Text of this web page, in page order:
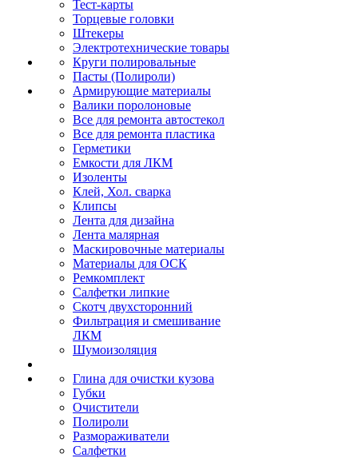
Тест-карты
Торцевые головки
Штекеры
Электротехнические товары
Круги полировальные
Пасты (Полироли)
Армирующие материалы
Валики поролоновые
Все для ремонта автостекол
Все для ремонта пластика
Герметики
Емкости для ЛКМ
Изоленты
Клей, Хол. сварка
Клипсы
Лента для дизайна
Лента малярная
Маскировочные материалы
Материалы для ОСК
Ремкомплект
Салфетки липкие
Скотч двухсторонний
Фильтрация и смешивание
ЛКМ
Шумоизоляция
Глина для очистки кузова
Губки
Очистители
Полироли
Размораживатели
Салфетки